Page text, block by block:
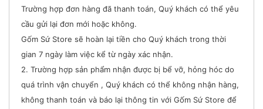
Trường hợp đơn hàng đã thanh toán, Quý khách có thể yêu
cầu gửi lại đơn mới hoặc không.
Gốm Sứ Store sẽ hoàn lại tiền cho Quý khách trong thời
gian 7 ngày làm việc kể từ ngày xác nhận.
2. Trường hợp sản phẩm nhận được bị bể vỡ, hỏng hóc do
quá trình vận chuyển , Quý khách có thể không nhận hàng,
không thanh toán và báo lại thông tin với Gốm Sứ Store để